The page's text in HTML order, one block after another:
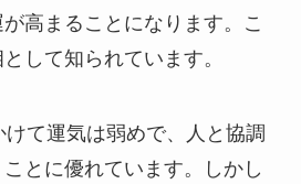
高まることになります。こ
して知られています。
て運気は弱めで、人と協調
とに優れています。しかし